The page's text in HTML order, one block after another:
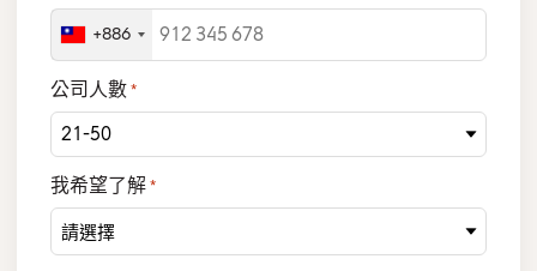
+886
公司人數*
我希望了解*